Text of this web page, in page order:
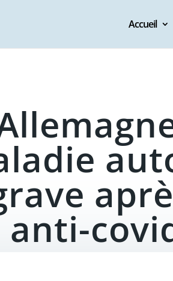
Accueil
anti-